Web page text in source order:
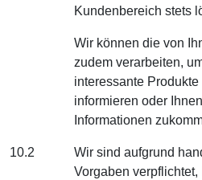
Kundenbereich stets
Wir können die von
zudem verarbeiten,
interessante
informieren oder
Informationen
10.2
Wir sind aufgrund
Vorgaben